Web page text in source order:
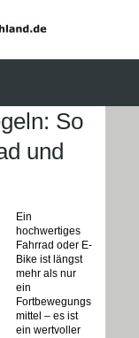
So
und
Ein
hochwertiges
Fahrrad oder E-
Bike ist längst
mehr als nur
ein
Fortbewegungs
mittel – es ist
ein wertvoller